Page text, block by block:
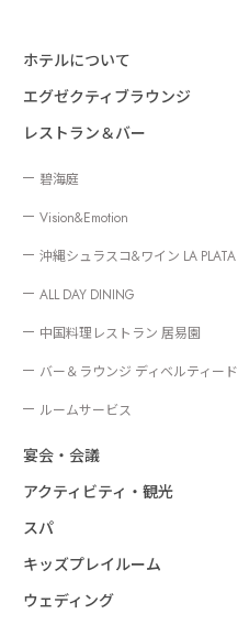
ホテルについて
エグゼクティブラウンジ
レストラン＆バー
碧海庭
Vision&Emotion
沖縄シュラスコ&ワイン LA PLATA
ALL DAY DINING
中国料理レストラン 居易園
バー＆ラウンジ ディベルティード
ルームサービス
宴会・会議
アクティビティ・観光
スパ
キッズプレイルーム
ウェディング